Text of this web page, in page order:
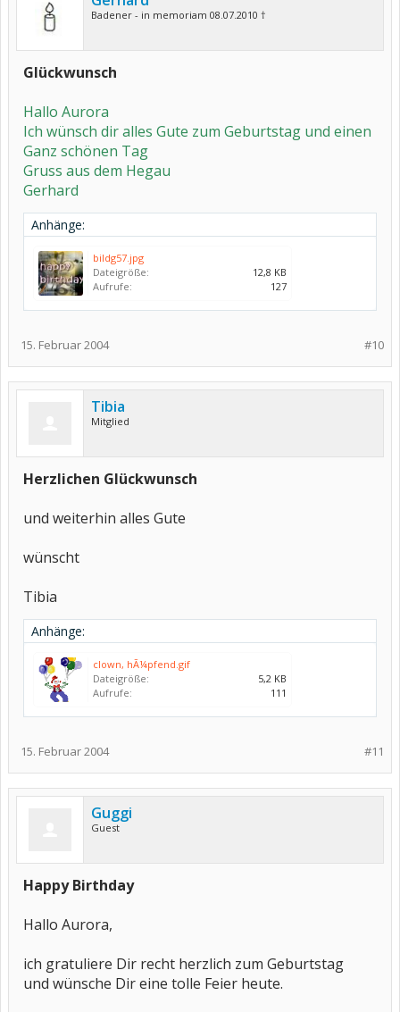
Badener - in memoriam 08.07.2010 †
Glückwunsch
Hallo Aurora
Ich wünsch dir alles Gute zum Geburtstag und einen
Ganz schönen Tag
Gruss aus dem Hegau
Gerhard
Anhänge:
bildg57.jpg
Dateigröße:
12,8 KB
Aufrufe:
127
#10
15. Februar 2004
Tibia
Mitglied
Herzlichen Glückwunsch
und weiterhin alles Gute
wünscht
Tibia
Anhänge:
clown, hÃ¼pfend.gif
Dateigröße:
5,2 KB
Aufrufe:
111
#11
15. Februar 2004
Guggi
Guest
Happy Birthday
Hallo Aurora,
ich gratuliere Dir recht herzlich zum Geburtstag
und wünsche Dir eine tolle Feier heute.